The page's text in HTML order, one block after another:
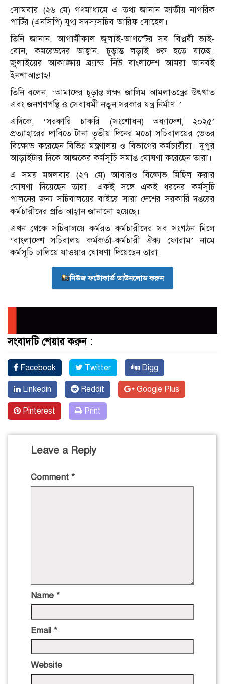
সোমবার (২৬ মে) গণমাধ্যমে এ তথ্য জানান জাতীয় নাগরিক
পার্টির (এনসিপি) যুগ্ম সদস্যসচিব আরিফ সোহেল।
তিনি জানান, আগামীকাল জুলাই-আগস্টের সব বিপ্লবী ভাই-
বোন, কমরেডদের আহ্বান, চূড়ান্ত লড়াই শুরু হতে যাচ্ছে।
জুলাইয়ের আকাঙ্ক্ষায় ব্র্যান্ড নিউ বাংলাদেশ আমরা আনবই
ইনশাআল্লাহ!
তিনি বলেন, ‘আমাদের চূড়ান্ত লক্ষ্য জালিম আমলাতন্ত্রের উৎখাত
এবং জনগণপন্থি ও সেবাধর্মী নতুন সরকার যন্ত্র নির্মাণ।’
এদিকে, ‘সরকারি চাকরি (সংশোধন) অধ্যাদেশ, ২০২৫’
প্রত্যাহারের দাবিতে টানা তৃতীয় দিনের মতো সচিবালয়ের ভেতর
বিক্ষোভ করেছেন বিভিন্ন মন্ত্রণালয় ও বিভাগের কর্মচারীরা। দুপুর
আড়াইটার দিকে আজকের কর্মসূচি সমাপ্ত ঘোষণা করেছেন তারা।
এ সময় মঙ্গলবার (২৭ মে) আবারও বিক্ষোভ মিছিল করার
ঘোষণা দিয়েছেন তারা। একই সঙ্গে একই ধরনের কর্মসূচি
পালনের জন্য সচিবালয়ের বাইরে সারা দেশের সরকারি দপ্তরের
কর্মচারীদের প্রতি আহ্বান জানানো হয়েছে।
এখন থেকে সচিবালয়ে কর্মরত কর্মচারীদের সব সংগঠন মিলে
‘বাংলাদেশ সচিবালয় কর্মকর্তা-কর্মচারী ঐক্য ফোরাম’ নামে
কর্মসূচি চালিয়ে যাওয়ার ঘোষণা দিয়েছেন তারা।
নিউজ ফটোকার্ড ডাউনলোড করুন
সংবাদটি শেয়ার করুন :
Facebook Twitter Digg
Linkedin Reddit Google Plus
Pinterest Print
Leave a Reply
Comment *
Name *
Email *
Website